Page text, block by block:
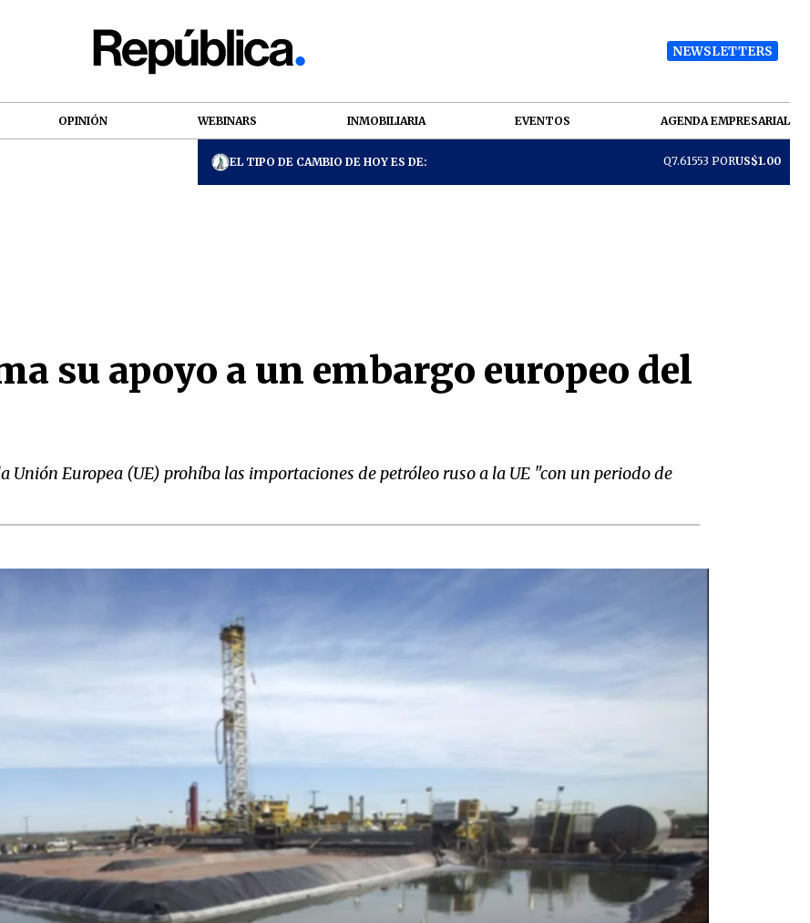
NEWSLETTERS
OPINIÓN WEBINARS INMOBILIARIA EVENTOS AGENDA EMPRESARIAL
EL TIPO DE CAMBIO DE HOY ES DE: Q7.61553 PORUS$1.00
su apoyo a un embargo europeo del
Europea (UE) prohíba las importaciones de petróleo ruso a la UE "con un periodo de